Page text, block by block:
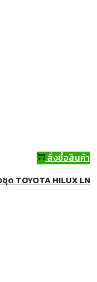
สั่งซื้อสินค้า
TOYOTA HILUX LN